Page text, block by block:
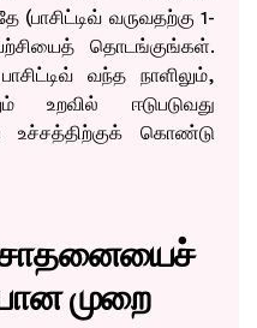
வருவதற்கு 1-
தொடங்குங்கள்.
வந்த நாளிலும்,
உறவில் ஈடுபடுவது
உச்சத்திற்குக் கொண்டு
சோதனையைச்
முறை